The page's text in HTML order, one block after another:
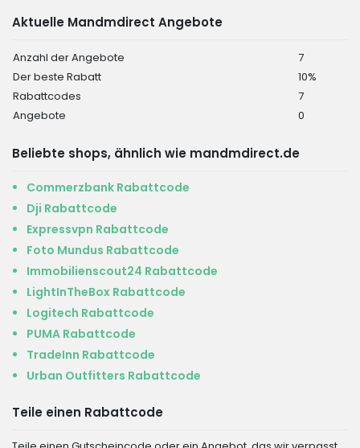
Aktuelle Mandmdirect Angebote
Anzahl der Angebote
7
Der beste Rabatt
10%
Rabattcodes
7
Angebote
0
Beliebte shops, ähnlich wie mandmdirect.de
Commerzbank Rabattcode
Dji Rabattcode
Expressvpn Rabattcode
Foto Mundus Rabattcode
Immobilienscout24 Rabattcode
LightInTheBox Rabattcode
Logitech Rabattcode
PUMA Rabattcode
TradeInn Rabattcode
Urban Outfitters Rabattcode
Teile einen Rabattcode